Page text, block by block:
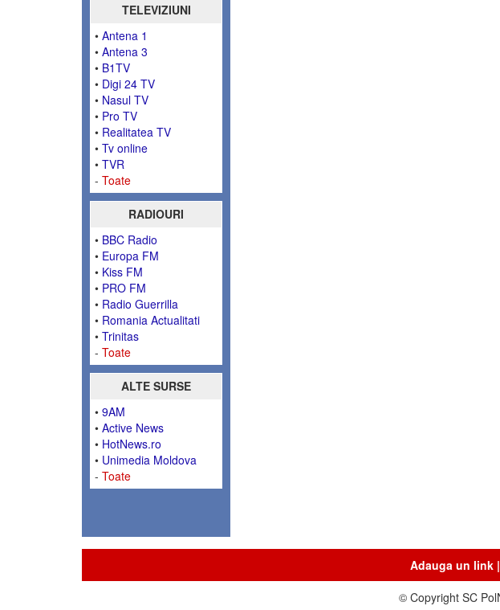
TELEVIZIUNI
• Antena 1
• Antena 3
• B1TV
• Digi 24 TV
• Nasul TV
• Pro TV
• Realitatea TV
• Tv online
• TVR
- Toate
RADIOURI
• BBC Radio
• Europa FM
• Kiss FM
• PRO FM
• Radio Guerrilla
• Romania Actualitati
• Trinitas
- Toate
ALTE SURSE
• 9AM
• Active News
• HotNews.ro
• Unimedia Moldova
- Toate
Adauga un link|
© Copyright SC